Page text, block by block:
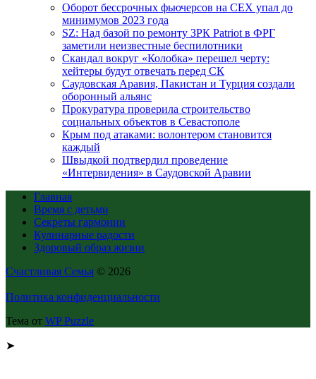
Оборот бессрочных фьючерсов на CEX упал до
минимумов 2023 года
SZ: Над базой по ремонту ЗРК Patriot в ФРГ
заметили неизвестные беспилотники
Скандал вокруг «Колобка» перешел черту:
хейтеры будут отвечать перед СК
Саудовская Аравия, Пакистан и Турция создали
оборонный альянс
Прокуратура проверила строительство
социальных объектов в Севастополе
Крым под атаками: волонтером становится
каждый
Швыдкой подтвердил проведение
«Интервидения» в Саудовской Аравии
Главная
Время с детьми
Секреты гармонии
Кулинарные радости
Здоровый образ жизни
Счастливая Семья © 2026
Политика конфиденциальности
Тема от WP Puzzle
➤